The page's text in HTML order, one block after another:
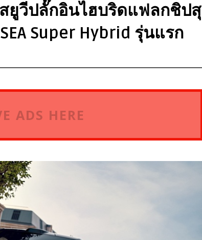
อสยูวีปลั๊กอินไฮบริดแฟลกชิปสุ
Super Hybrid รุ่นแรก
ADS HERE